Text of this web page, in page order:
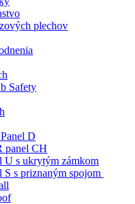
plechov
Safety
D
panel CH
U s ukrytým zámkom
S s priznaným spojom